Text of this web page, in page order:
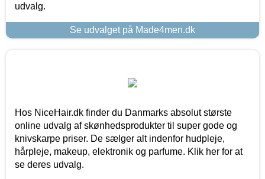
udvalg.
Se udvalget på Made4men.dk
Hos NiceHair.dk finder du Danmarks absolut største
online udvalg af skønhedsprodukter til super gode og
knivskarpe priser. De sælger alt indenfor hudpleje,
hårpleje, makeup, elektronik og parfume. Klik her for at
se deres udvalg.